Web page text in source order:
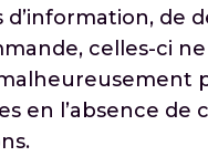
d’information, de
celles-ci ne
en l’absence de